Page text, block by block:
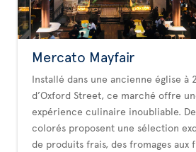
Mercato Mayfair
Installé dans une ancienne église à
d’Oxford Street, ce marché offre
expérience culinaire inoubliable.
colorés proposent une sélection
de produits frais, des fromages aux